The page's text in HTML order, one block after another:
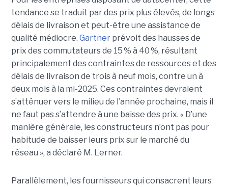
tendance se traduit par des prix plus élevés, de longs
délais de livraison et peut-être une assistance de
qualité médiocre. Gartnerprévoit des hausses de
prix des commutateurs de 15 % à 40 %, résultant
principalement des contraintes de ressources et des
délais de livraison de trois à neuf mois, contre un à
deux mois à la mi-2025. Ces contraintes devraient
s’atténuer vers le milieu de l’année prochaine, mais il
ne faut pas s’attendre à une baisse des prix. « D’une
manière générale, les constructeurs n’ont pas pour
habitude de baisser leurs prix sur le marché du
réseau », a déclaré M. Lerner.
Parallèlement, les fournisseurs qui consacrent leurs